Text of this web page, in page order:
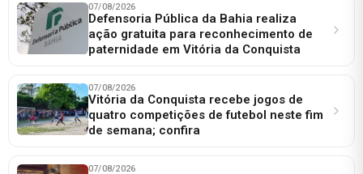
07/08/2026
Defensoria Pública da Bahia realiza
ação gratuita para reconhecimento de
paternidade em Vitória da Conquista
07/08/2026
Vitória da Conquista recebe jogos de
quatro competições de futebol neste fim
de semana; confira
07/08/2026